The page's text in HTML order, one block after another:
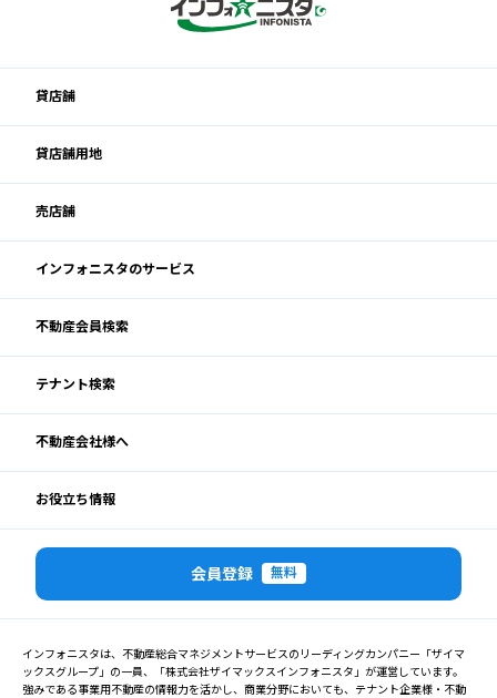
貸店舗
貸店舗用地
売店舗
インフォニスタのサービス
不動産会員検索
テナント検索
不動産会社様へ
お役立ち情報
会員登録 無料
インフォニスタは、不動産総合マネジメントサービスのリーディングカンパニー「ザイマ
ックスグループ」の一員、「株式会社ザイマックスインフォニスタ」が運営しています。
強みである事業用不動産の情報力を活かし、商業分野においても、テナント企業様・不動